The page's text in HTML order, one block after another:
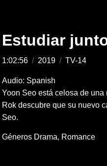
Estudiar
1:02:56 / 2019 / TV-14
Audio: Spanish
Yoon Seo está celosa de
Rok descubre que su nuevo
Seo.
Géneros Drama Romance